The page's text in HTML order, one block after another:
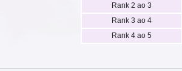
Rank 2 ao 3
Rank 3 ao 4
Rank 4 ao 5